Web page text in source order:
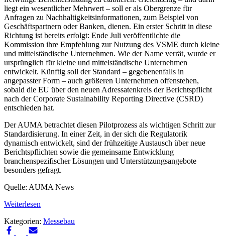
liegt ein wesentlicher Mehrwert – soll er als Obergrenze für
Anfragen zu Nachhaltigkeitsinformationen, zum Beispiel von
Geschäftspartnern oder Banken, dienen. Ein erster Schritt in diese
Richtung ist bereits erfolgt: Ende Juli veröffentlichte die
Kommission ihre Empfehlung zur Nutzung des VSME durch kleine
und mittelständische Unternehmen. Wie der Name verrät, wurde er
ursprünglich für kleine und mittelständische Unternehmen
entwickelt. Künftig soll der Standard – gegebenenfalls in
angepasster Form – auch größeren Unternehmen offenstehen,
sobald die EU über den neuen Adressatenkreis der Berichtspflicht
nach der Corporate Sustainability Reporting Directive (CSRD)
entschieden hat.
Der AUMA betrachtet diesen Pilotprozess als wichtigen Schritt zur
Standardisierung. In einer Zeit, in der sich die Regulatorik
dynamisch entwickelt, sind der frühzeitige Austausch über neue
Berichtspflichten sowie die gemeinsame Entwicklung
branchenspezifischer Lösungen und Unterstützungsangebote
besonders gefragt.
Quelle: AUMA News
Weiterlesen
Kategorien: Messebau